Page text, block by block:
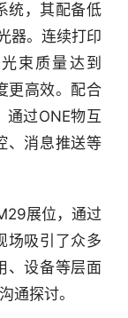
统，其配备低
器。连续打印
束质量达到
更高效。配合
通过ONE物互
、消息推送等
展位，通过
场吸引了众多
、设备等层面
通探讨。